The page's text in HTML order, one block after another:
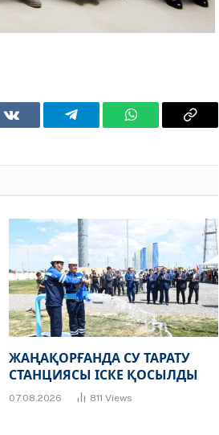
VKontakteTelegram WhatsAppCopy
ЖАҢАҚОРҒАНДА СУ ТАРАТУ
СТАНЦИЯСЫ ІСКЕ ҚОСЫЛДЫ
07.08.2026 811 Views